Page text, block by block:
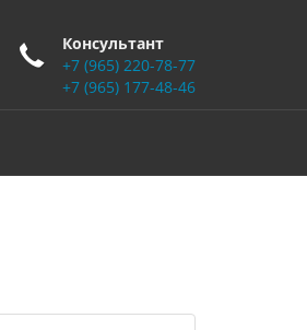
Консультант
+7 (965) 220-78-77
+7 (965) 177-48-46